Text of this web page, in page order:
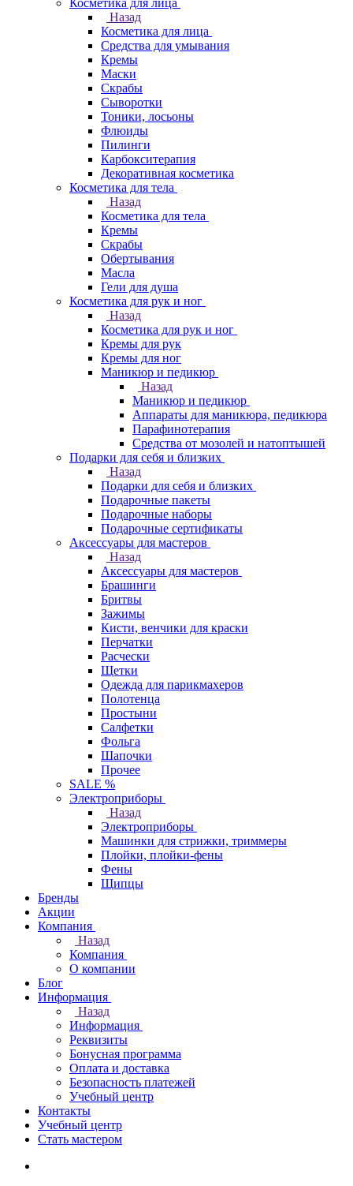
Косметика для лица
Назад
Косметика для лица
Средства для умывания
Кремы
Маски
Скрабы
Сыворотки
Тоники, лосьоны
Флюиды
Пилинги
Карбокситерапия
Декоративная косметика
Косметика для тела
Назад
Косметика для тела
Кремы
Скрабы
Обертывания
Масла
Гели для душа
Косметика для рук и ног
Назад
Косметика для рук и ног
Кремы для рук
Кремы для ног
Маникюр и педикюр
Назад
Маникюр и педикюр
Аппараты для маникюра, педикюра
Парафинотерапия
Средства от мозолей и натоптышей
Подарки для себя и близких
Назад
Подарки для себя и близких
Подарочные пакеты
Подарочные наборы
Подарочные сертификаты
Аксессуары для мастеров
Назад
Аксессуары для мастеров
Брашинги
Бритвы
Зажимы
Кисти, венчики для краски
Перчатки
Расчески
Щетки
Одежда для парикмахеров
Полотенца
Простыни
Салфетки
Фольга
Шапочки
Прочее
SALE %
Электроприборы
Назад
Электроприборы
Машинки для стрижки, триммеры
Плойки, плойки-фены
Фены
Щипцы
Бренды
Акции
Компания
Назад
Компания
О компании
Блог
Информация
Назад
Информация
Реквизиты
Бонусная программа
Оплата и доставка
Безопасность платежей
Учебный центр
Контакты
Учебный центр
Стать мастером